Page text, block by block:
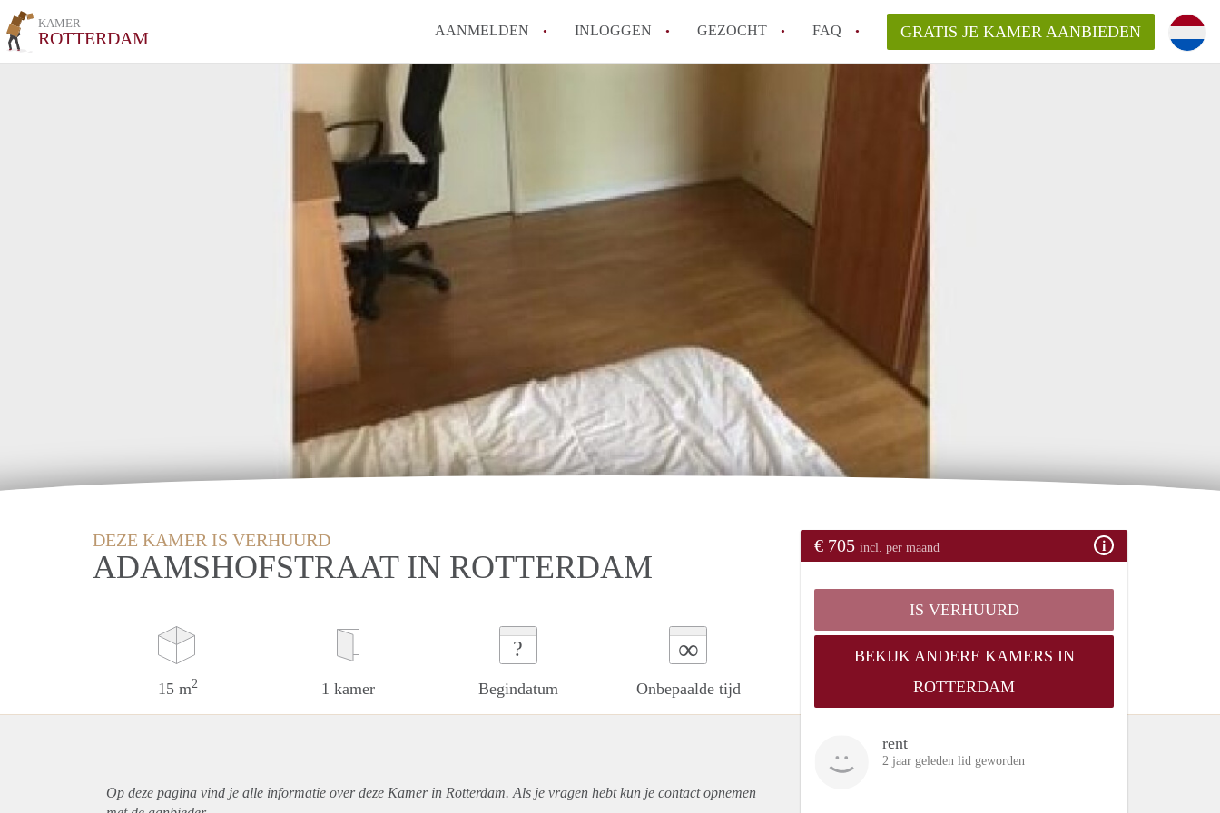
KAMER
ROTTERDAM AANMELDEN INLOGGEN GEZOCHT FAQ
Moet ik mij inschrijven bij de gemeente als ik een kamer huur in
In welke wijken van Rotterdam kan ik het beste wonen als student?
Hoe vind ik een kamer in Rotterdam?
GRATIS JE KAMER AANBIEDEN
DEZE KAMER IS VERHUURD
ADAMSHOFSTRAAT IN ROTTERDAM
15 m2 1 kamer
?
Begindatum
∞
Onbepaalde tijd
€ 705 incl. per maand
IS VERHUURD
BEKIJK ANDERE KAMERS IN
ROTTERDAM
rent
2 jaar geleden lid geworden
Op deze pagina vind je alle informatie over deze Kamer in Rotterdam. Als je vragen hebt kun je contact opnemen